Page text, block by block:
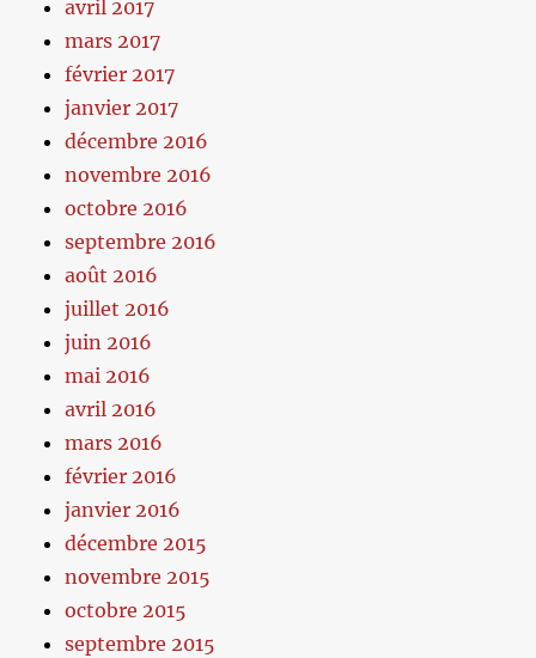
avril 2017
mars 2017
février 2017
janvier 2017
décembre 2016
novembre 2016
octobre 2016
septembre 2016
août 2016
juillet 2016
juin 2016
mai 2016
avril 2016
mars 2016
février 2016
janvier 2016
décembre 2015
novembre 2015
octobre 2015
septembre 2015